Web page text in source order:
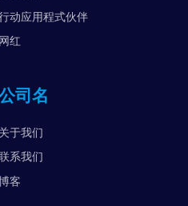
动应用程式伙伴
网红
司名
关于我们
系我们
客